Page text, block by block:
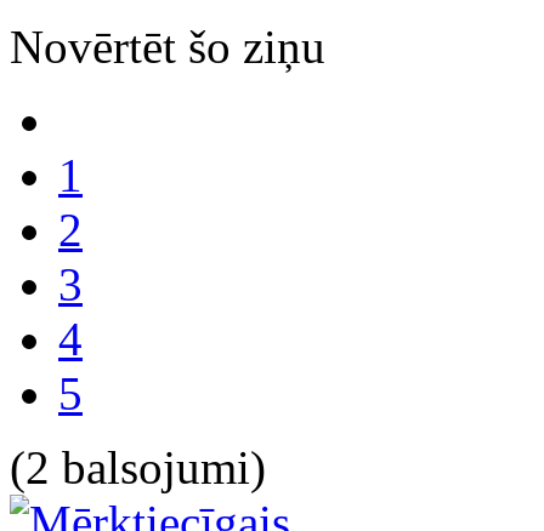
Novērtēt šo ziņu
1
2
3
4
5
(2 balsojumi)